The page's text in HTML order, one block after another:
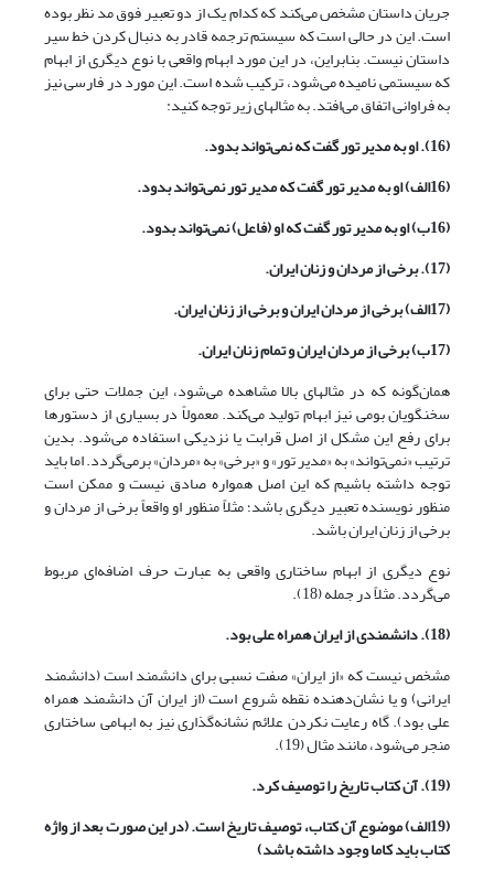
جریان داستان مشخص می‌کند که کدام یک از دو تعبیر فوق مد نظر بوده
است. این در حالی است که سیستم ترجمه قادر به دنبال کردن خط سیر
داستان نیست. بنابراین، در این مورد ابهام واقعی با نوع دیگری از ابهام
که سیستمی نامیده می‌شود، ترکیب شده است. این مورد در فارسی نیز
به فراوانی اتفاق می‌افتد. به مثالهای زیر توجه کنید:
(16). او به مدیر تور گفت که نمی‌تواند بدود.
(16الف) او به مدیر تور گفت که مدیر تور نمی‌تواند بدود.
(16ب) او به مدیر تور گفت که او (فاعل) نمی‌تواند بدود.
(17). برخی از مردان و زنان ایران.
(17الف) برخی از مردان ایران و برخی از زنان ایران.
(17ب) برخی از مردان ایران و تمام زنان ایران.
همان‌گونه که در مثالهای بالا مشاهده می‌شود، این جملات حتی برای
سخنگویان بومی نیز ابهام تولید می‌کند. معمولاً در بسیاری از دستورها
برای رفع این مشکل از اصل قرابت یا نزدیکی استفاده می‌شود. بدین
ترتیب «نمی‌تواند» به «مدیر تور» و «برخی» به «مردان» برمی‌گردد. اما باید
توجه داشته باشیم که این اصل همواره صادق نیست و ممکن است
منظور نویسنده تعبیر دیگری باشد؛ مثلاً منظور او واقعاً برخی از مردان و
برخی از زنان ایران باشد.
نوع دیگری از ابهام ساختاری واقعی به عبارت حرف اضافه‌ای مربوط
می‌گردد. مثلاً در جمله (18).
(18). دانشمندی از ایران همراه علی بود.
مشخص نیست که «از ایران» صفت نسبی برای دانشمند است (دانشمند
ایرانی) و یا نشان‌دهنده نقطه شروع است (از ایران آن دانشمند همراه
علی بود). گاه رعایت نکردن علائم نشانه‌گذاری نیز به ابهامی ساختاری
منجر می‌شود، مانند مثال (19).
(19). آن کتاب تاریخ را توصیف کرد.
(19الف) موضوع آن کتاب، توصیف تاریخ است. (در این صورت بعد از واژه
کتاب باید کاما وجود داشته باشد)